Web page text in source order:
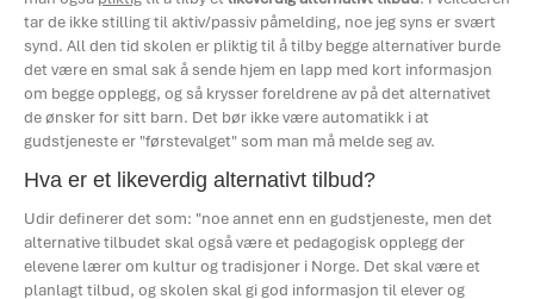
tar de ikke stilling til aktiv/passiv påmelding, noe jeg syns er svært
synd. All den tid skolen er pliktig til å tilby begge alternativer burde
det være en smal sak å sende hjem en lapp med kort informasjon
om begge opplegg, og så krysser foreldrene av på det alternativet
de ønsker for sitt barn. Det bør ikke være automatikk i at
gudstjeneste er "førstevalget" som man må melde seg av.
Hva er et likeverdig alternativt tilbud?
Udir definerer det som: "noe annet enn en gudstjeneste, men det
alternative tilbudet skal også være et pedagogisk opplegg der
elevene lærer om kultur og tradisjoner i Norge. Det skal være et
planlagt tilbud, og skolen skal gi god informasjon til elever og